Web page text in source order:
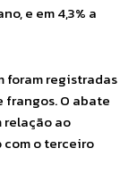
e em 4,3% a
foram registradas
frangos. O abate
relação ao
com o terceiro